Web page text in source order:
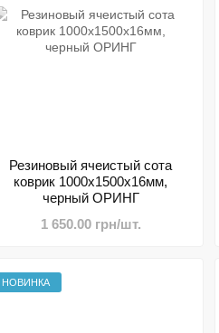
Резиновый ячеистый сота
коврик 1000х1500х16мм,
черный ОРИНГ
1 650.00 грн/шт.
НОВИНКА